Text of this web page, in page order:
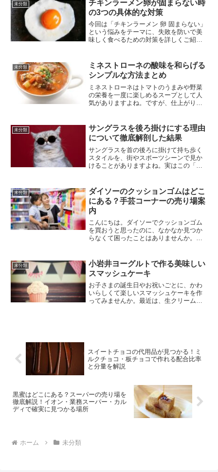
降っていてタープもないけれ...
未分類
チキンラーメン卵が固まらない時
の3つの具体的な対策
今回は「チキンラーメン 卵 固まらない」
という悩みをテーマに、失敗を防いで美
味しく食べるための対策を詳しくご紹介
が、そこに卵を落として半熟卵や固めの
卵を楽しみたい方も多...
未分類
ミネストローネの酸味を和らげる
シンプルな方法まとめ
ミネストローネはトマトのうまみや野菜
の栄養を一度に楽しめるスープとして人
気がありますよね。ですが、仕上がりが
は、トマトの種類や調理工程のちょっと
した違いで大きく変わって...
未分類
サングラスを後ろ掛けにする理由
について徹底解剖した結果
サングラスを首の後ろに掛けて持ち歩く
スタイルを、街やスポーツシーンで見か
けることがありますよね。実はこの「サ
由だけではないんです。もちろんファッ
ション的な要素も大きいで...
未分類
ダイソーのクッションゴムはどこ
にある？手芸コーナーの売り場案
内
こんにちは。ダイソーでクッションゴム
を買おうと思ったのに、なかなか見つか
らなくて困ったことはありませんか。手
陳列されていることもあるんですよね。
今回の記事では、手芸コー...
未分類
小岩井ヨーグルトで作る美味しい
スマッシュケーキ
お子さまの誕生日やお祝いごとに、かわ
いらしくて楽しいスマッシュケーキを作
ってみませんか。最近は、生クリームで
スイートチョコの代用品が見つかる！ミ
ルクチョコ・板チョコで作れる配合比率
と分量を解説
黒蜜はどこにある？スーパーの売り場を
徹底解説！イオン・業務スーパー・カル
ディで確実に見つかる場所
ホーム 未分類